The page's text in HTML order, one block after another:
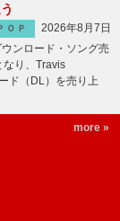
ＯＰ
2026年8月7日
ンロード・ソング売
なり、Travis
ド（DL）を売り上
more »